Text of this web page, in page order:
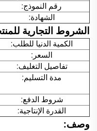
رقم النموذج:
الشهادة:
الشروط التجارية
الكمية الدنيا للطلب:
السعر:
تفاصيل التغليف:
مدة التسليم:
شروط الدفع:
القدرة الإنتاجية:
وصف: